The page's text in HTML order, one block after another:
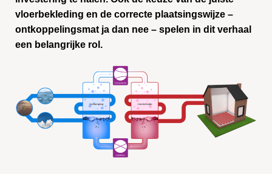
vloerbekleding en de correcte plaatsingswijze –
ontkoppelingsmat ja dan nee – spelen in dit verhaal
een belangrijke rol.